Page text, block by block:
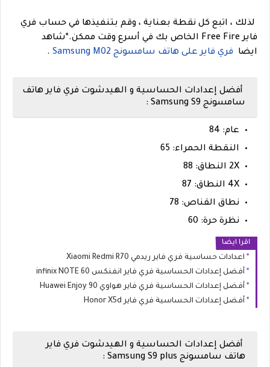
لذلك ، اتبع كل نقطة بعناية ، وقم بتنفيذها في حساب فري
فاير Free Fire الخاص بك في أسرع وقت ممكن.
*شاهد
ايضا
فري فاير على هاتف سامسونج Samsung M02 .
أفضل إعدادات الحساسية و الهيدشوت فري فاير هاتف
سامسونج Samsung S9 :
عام: 84
النقطة الحمراء: 65
2X النطاق: 88
4X النطاق: 87
نطاق القناص: 78
نظرة حرة: 60
اقرا ايضا
اعدادات حساسية فري فاير ريدمي Xiaomi Redmi R70
أفضل إعدادات الحساسية فري فاير انفنكس infinix NOTE 60
أفضل إعدادات الحساسية فري فاير هواوي Huawei Enjoy 90
أفضل إعدادات الحساسية فري فاير Honor X5d
أفضل إعدادات الحساسية و الهيدشوت فري فاير
هاتف سامسونج Samsung S9 plus :